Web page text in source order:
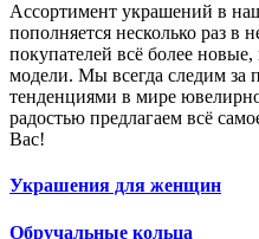
Ассортимент украшений в
пополняется несколько раз в
покупателей всё более
модели. Мы всегда следим за
тенденциями в мире
радостью предлагаем всё
Вас!
Украшения для женщин
Обручальные кольца